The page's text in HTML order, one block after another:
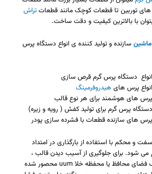
توربین تا قطعات کوچک مانند قطعاتتراش
با بالاترین کیفیت و دقت ساخت.
سازنده و تولید کننده ی انواع دستگاه پرس
انواع دستگاه پرس گرم قرص سازی
پرس های هیدروفرمینگ
پرس های هوشمند برای هر نوع قالب
پرس گرم برای تولید کفش ( رویه و زیره)
پرس های سازنده قطعات با فشرده سازی پودر
و محکم با استفاده از بارگذاری در امتداد
می شود. برای جلوگیری از آسیب دیدن قالب ،
قالب گرافیت در یک فضای محافظ یا محفظه خلا uum محصور شده